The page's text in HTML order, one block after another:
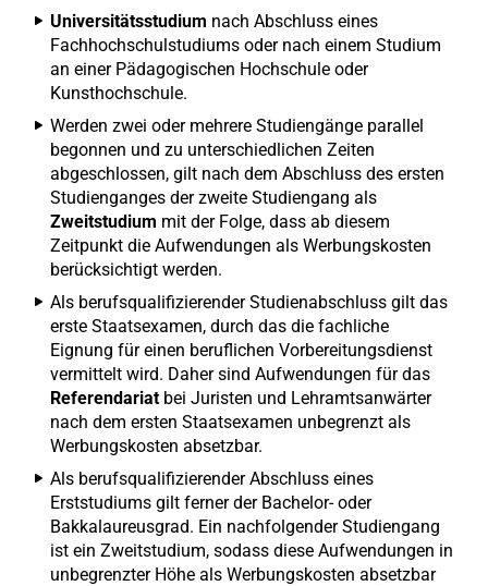
Universitätsstudium nach Abschluss eines
Fachhochschulstudiums oder nach einem Studium
an einer Pädagogischen Hochschule oder
Kunsthochschule.
Werden zwei oder mehrere Studiengänge parallel
begonnen und zu unterschiedlichen Zeiten
abgeschlossen, gilt nach dem Abschluss des ersten
Studienganges der zweite Studiengang als
Zweitstudium mit der Folge, dass ab diesem
Zeitpunkt die Aufwendungen als Werbungskosten
berücksichtigt werden.
Als berufsqualifizierender Studienabschluss gilt das
erste Staatsexamen, durch das die fachliche
Eignung für einen beruflichen Vorbereitungsdienst
vermittelt wird. Daher sind Aufwendungen für das
Referendariatbei Juristen und Lehramtsanwärter
nach dem ersten Staatsexamen unbegrenzt als
Werbungskosten absetzbar.
Als berufsqualifizierender Abschluss eines
Erststudiums gilt ferner der Bachelor- oder
Bakkalaureusgrad. Ein nachfolgender Studiengang
ist ein Zweitstudium, sodass diese Aufwendungen in
unbegrenzter Höhe als Werbungskosten absetzbar